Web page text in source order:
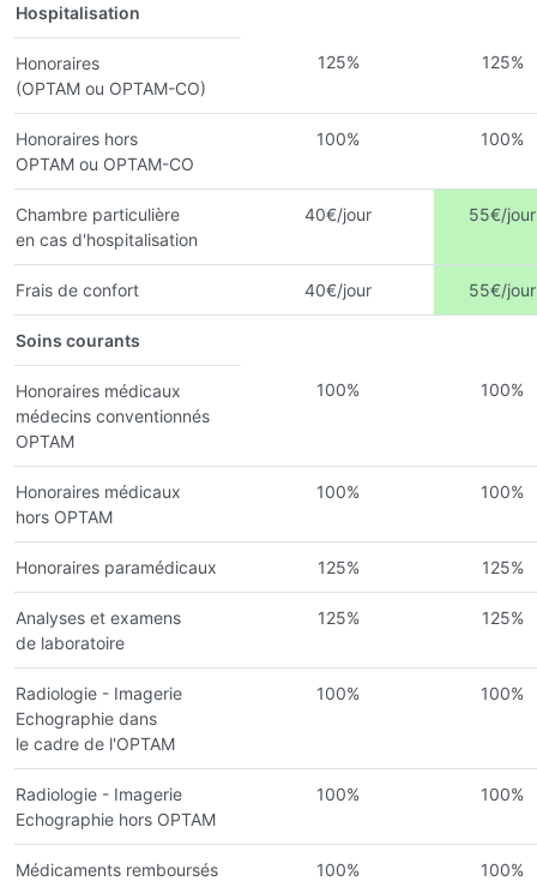
Hospitalisation
Honoraires
(OPTAM ou OPTAM-CO)
125% 125%
Honoraires hors
OPTAM ou OPTAM-CO
100% 100%
Chambre particulière
en cas d'hospitalisation
40€/jour 55€/jour
Frais de confort 40€/jour 55€/jour
Soins courants
Honoraires médicaux
médecins conventionnés
OPTAM
100% 100%
Honoraires médicaux
hors OPTAM
100% 100%
Honoraires paramédicaux 125% 125%
Analyses et examens
de laboratoire
125% 125%
Radiologie - Imagerie
Echographie dans
le cadre de l'OPTAM
100% 100%
Radiologie - Imagerie
Echographie hors OPTAM
100% 100%
Médicaments remboursés
100% 100%